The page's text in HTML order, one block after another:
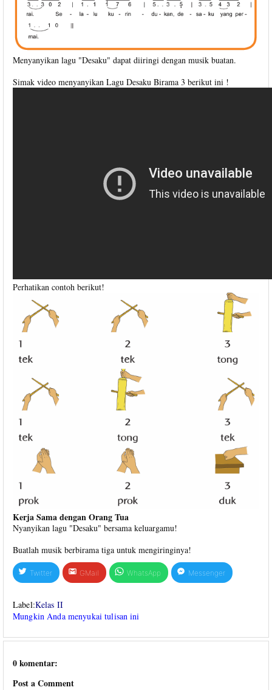
Menyanyikan lagu "Desaku" dapat diiringi dengan musik buatan.
Simak video menyanyikan Lagu Desaku Birama 3 berikut ini !
Perhatikan contoh berikut!
Kerja Sama dengan Orang Tua
Nyanyikan lagu "Desaku" bersama keluargamu!
Buatlah musik berbirama tiga untuk mengiringinya!
Twitter GMail WhatsApp Messenger
Label:Kelas II
Mungkin Anda menyukai tulisan ini
0 komentar:
Post a Comment